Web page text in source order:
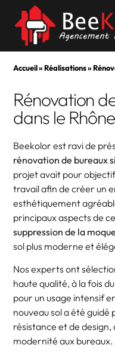
Accueil»Réalisations»
Rénovation
dans le Rhône
Beekolor est ravi de
rénovation de bureaux
projet avait pour
travail afin de créer un
esthétiquement
principaux aspects de
suppression de la
sol plus moderne et
Nos experts ont
haute qualité, à la fois
pour un usage intensif
nouveau sol a été
résistance et de
modernité aux bureaux.